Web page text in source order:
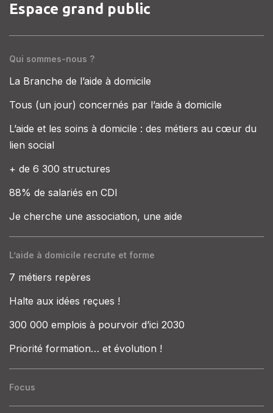
Espace grand public
Qui sommes-nous ?
La Branche de l’aide à domicile
Tous (un jour) concernés par l’aide à domicile
L’aide et les soins à domicile : des métiers au cœur du
lien social
+ de 6 300 structures
88% de salariés en CDI
Je cherche une association, une aide
L’aide à domicile recrute et forme
7 métiers repères
Halte aux idées reçues !
300 000 emplois à pourvoir d’ici 2030
Priorité formation… et évolution !
Focus